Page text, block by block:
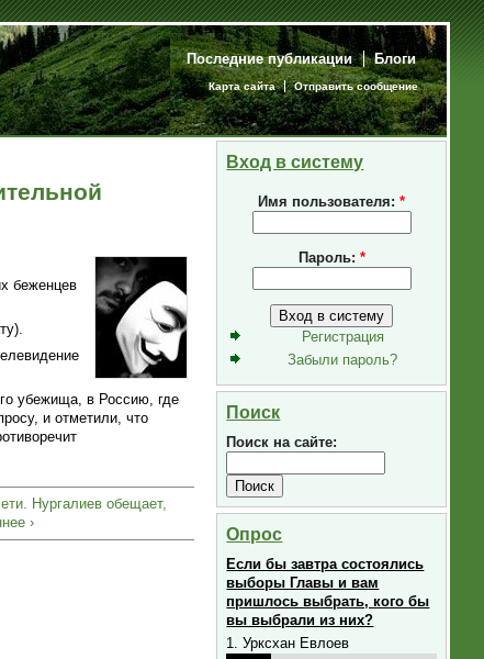
Последние публикации Блоги
Карта сайта Отправить сообщение
беженцев
убежища, в Россию, где
и отметили, что
Нургалиев обещает,
›
Вход в систему
Имя пользователя:*
Пароль: *
Регистрация
Забыли пароль?
Поиск
Поиск на сайте:
Опрос
Если бы завтра состоялись
выборы Главы и вам
пришлось выбрать, кого бы
вы выбрали из них?
1. Урксхан Евлоев